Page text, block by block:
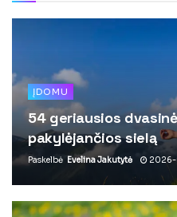
ĮDOMU
54 geriausios
pakylėjančios sielą
Paskelbė Evelina Jakutytė 2026-